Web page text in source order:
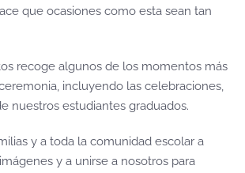
que ocasiones como esta sean tan
recoge algunos de los momentos más
incluyendo las celebraciones,
nuestros estudiantes graduados.
y a toda la comunidad escolar a
y a unirse a nosotros para